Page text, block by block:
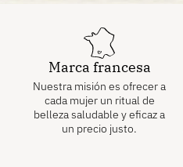
Marca francesa
Nuestra misión es ofrecer a
cada mujer un ritual de
belleza saludable y eficaz a
un precio justo.